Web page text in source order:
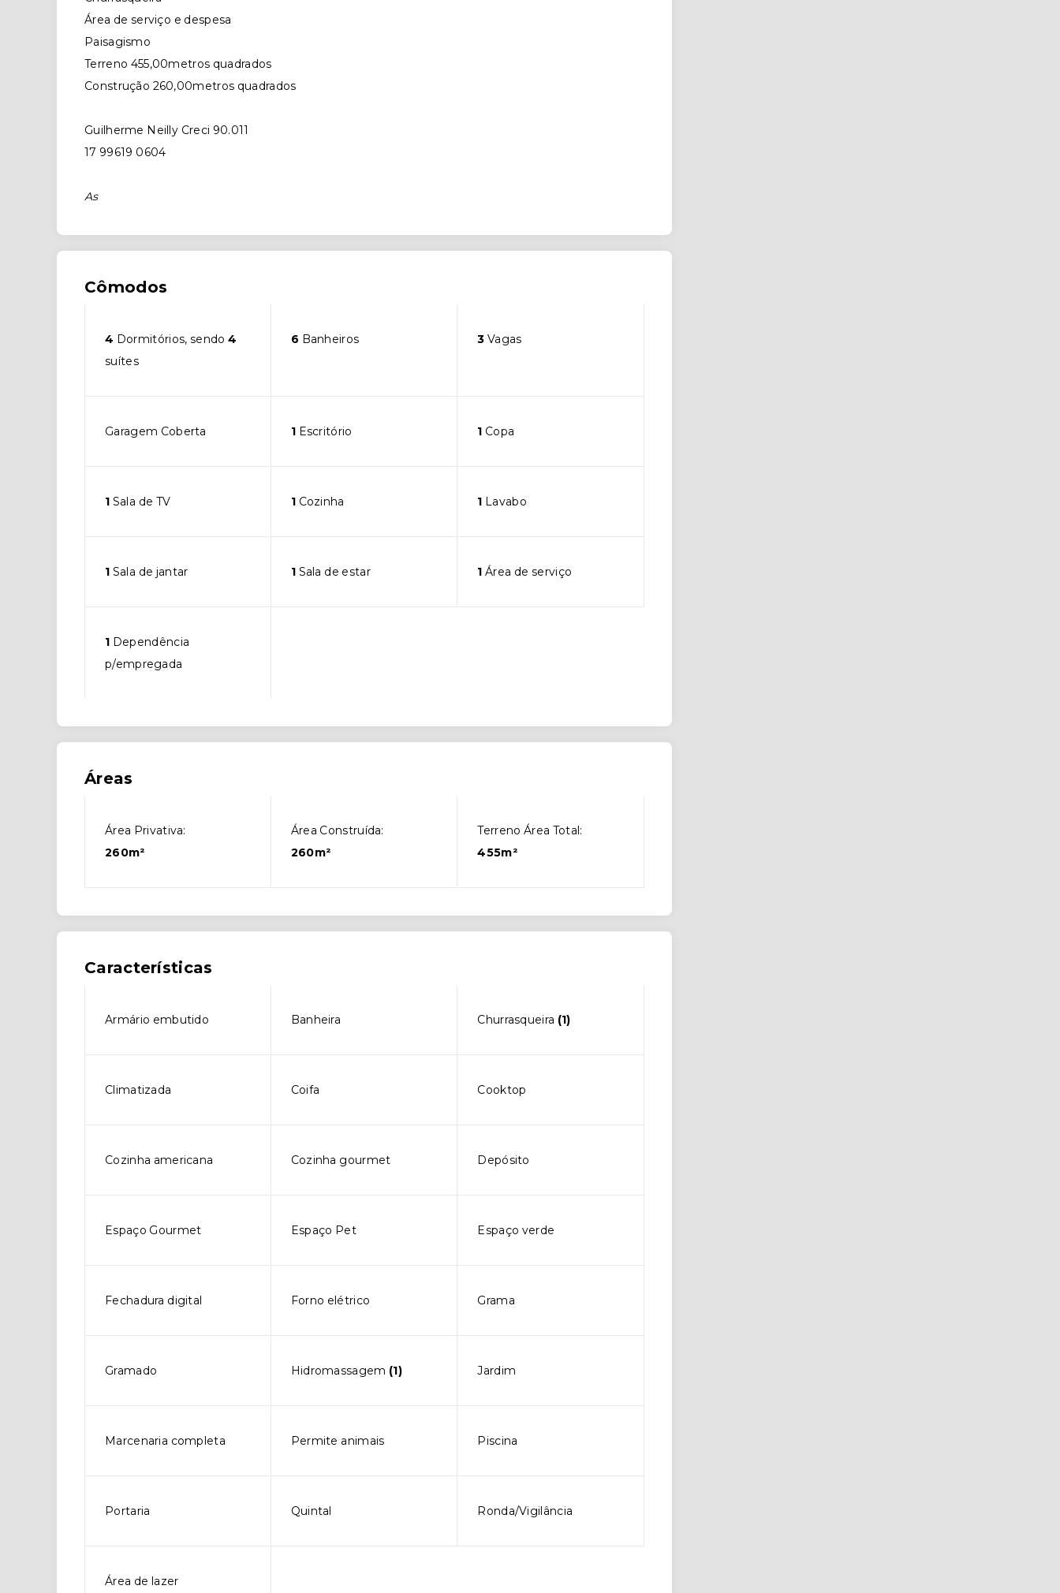
Área de serviço e despesa
Paisagismo
Terreno 455,00metros quadrados
Construção 260,00metros quadrados
Guilherme Neilly Creci 90.011
17 99619 0604
As
Cômodos
4 Dormitórios, sendo4
suítes
6 Banheiros 3 Vagas
Garagem Coberta 1Escritório 1 Copa
1 Sala de TV 1Cozinha 1 Lavabo
1 Sala de jantar 1Sala de estar 1 Área de serviço
1 Dependência
p/empregada
Áreas
Área Privativa:
260m²
Área Construída:
260m²
Terreno Área Total:
455m²
Características
Armário embutido Banheira Churrasqueira (1)
Climatizada Coifa Cooktop
Cozinha americana Cozinha gourmet Depósito
Espaço Gourmet Espaço Pet Espaço verde
Fechadura digital Forno elétrico Grama
Gramado Hidromassagem (1) Jardim
Marcenaria completa Permite animais Piscina
Portaria Quintal Ronda/Vigilância
Área de lazer